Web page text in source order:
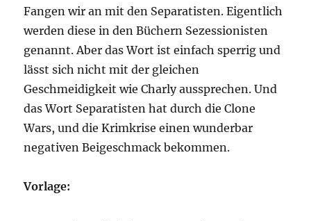
Fangen wir an mit den Separatisten. Eigentlich
werden diese in den Büchern Sezessionisten
genannt. Aber das Wort ist einfach sperrig und
lässt sich nicht mit der gleichen
Geschmeidigkeit wie Charly aussprechen. Und
das Wort Separatisten hat durch die Clone
Wars, und die Krimkrise einen wunderbar
negativen Beigeschmack bekommen.
Vorlage: